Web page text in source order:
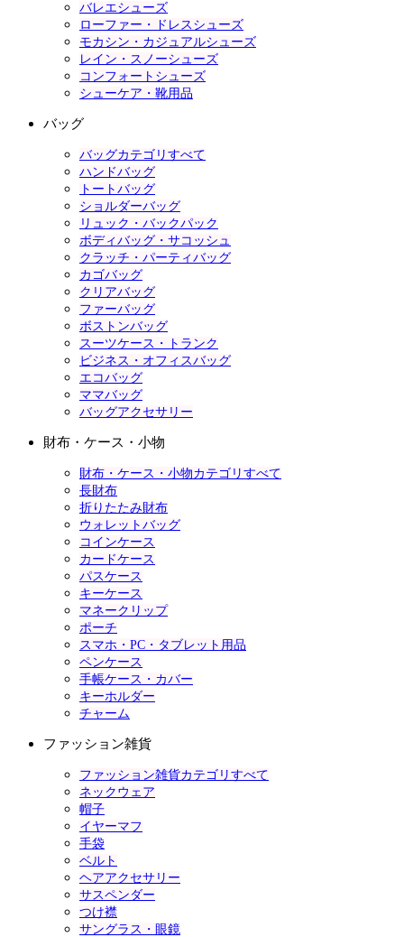
バレエシューズ
ローファー・ドレスシューズ
モカシン・カジュアルシューズ
レイン・スノーシューズ
コンフォートシューズ
シューケア・靴用品
バッグ
バッグカテゴリすべて
ハンドバッグ
トートバッグ
ショルダーバッグ
リュック・バックパック
ボディバッグ・サコッシュ
クラッチ・パーティバッグ
カゴバッグ
クリアバッグ
ファーバッグ
ボストンバッグ
スーツケース・トランク
ビジネス・オフィスバッグ
エコバッグ
ママバッグ
バッグアクセサリー
財布・ケース・小物
財布・ケース・小物カテゴリすべて
長財布
折りたたみ財布
ウォレットバッグ
コインケース
カードケース
パスケース
キーケース
マネークリップ
ポーチ
スマホ・PC・タブレット用品
ペンケース
手帳ケース・カバー
キーホルダー
チャーム
ファッション雑貨
ファッション雑貨カテゴリすべて
ネックウェア
帽子
イヤーマフ
手袋
ベルト
ヘアアクセサリー
サスペンダー
つけ襟
サングラス・眼鏡